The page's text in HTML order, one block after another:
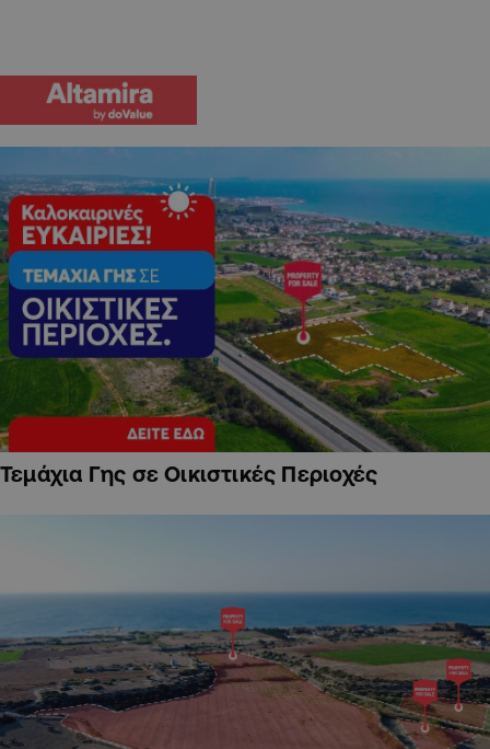
Τεμάχια Γης σε Οικιστικές Περιοχές